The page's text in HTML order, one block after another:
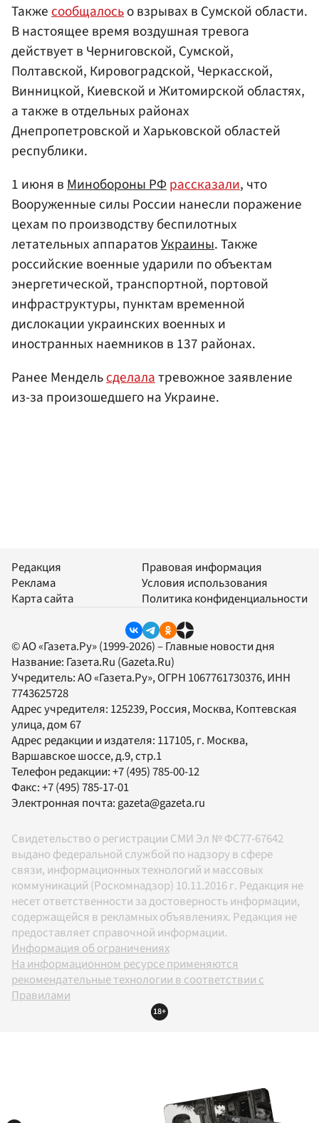
Такжесообщалосьо взрывах в Сумской области.
В настоящее время воздушная тревога
действует в Черниговской, Сумской,
Полтавской, Кировоградской, Черкасской,
Винницкой, Киевской и Житомирской областях,
а также в отдельных районах
Днепропетровской и Харьковской областей
республики.
1 июня вМинобороны РФрассказали, что
Вооруженные силы России нанесли поражение
цехам по производству беспилотных
летательных аппаратовУкраины. Также
российские военные ударили по объектам
энергетической, транспортной, портовой
инфраструктуры, пунктам временной
дислокации украинских военных и
иностранных наемников в 137 районах.
Ранее Мендельсделалатревожное заявление
из-за произошедшего на Украине.
Редакция
Реклама
Карта сайта
Правовая информация
Условия использования
Политика конфиденциальности
© АО «Газета.Ру» (1999-2026) – Главные новости дня
Название: Газета.Ru (Gazeta.Ru)
Учредитель:АО «Газета.Ру», ОГРН 1067761730376, ИНН
7743625728
Адрес учредителя: 125239, Россия, Москва, Коптевская
улица, дом 67
Адрес редакции и издателя: 117105, г. Москва,
Варшавское шоссе, д.9, стр.1
Телефон редакции:+7 (495) 785-00-12
Факс:+7 (495) 785-17-01
Электронная почта: gazeta@gazeta.ru
Свидетельство о регистрации СМИ Эл № ФС77-67642
выдано федеральной службой по надзору в сфере
связи, информационных технологий и массовых
коммуникаций (Роскомнадзор) 10.11.2016 г. Редакция не
несет ответственности за достоверность информации,
содержащейся в рекламных объявлениях. Редакция не
предоставляет справочной информации.
Информация об ограничениях
На информационном ресурсе применяются
рекомендательные технологии в соответствии с
Правилами
18+